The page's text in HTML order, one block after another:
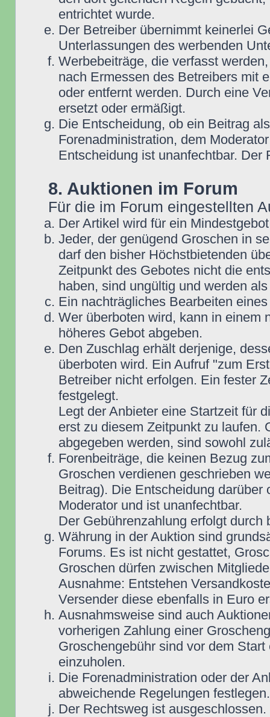
entrichtet wurde.
Der Betreiber übernimmt keinerlei
Unterlassungen des werbenden
Werbebeiträge, die verfasst
nach Ermessen des Betreibers mit
oder entfernt werden. Durch eine
ersetzt oder ermäßigt.
Die Entscheidung, ob ein Beitrag
Forenadministration, dem
Entscheidung ist unanfechtbar.
8. Auktionen im Forum
Für die im Forum eingestellten
Der Artikel wird für ein
Jeder, der genügend Groschen in
darf den bisher Höchstbietenden
Zeitpunkt des Gebotes nicht die
haben, sind ungültig und werden
Ein nachträgliches Bearbeiten
Wer überboten wird, kann in einem
höheres Gebot abgeben.
Den Zuschlag erhält derjenige,
überboten wird. Ein Aufruf "zum
Betreiber nicht erfolgen. Ein fester
festgelegt.
Legt der Anbieter eine Startzeit für
erst zu diesem Zeitpunkt zu laufen.
abgegeben werden, sind sowohl
Forenbeiträge, die keinen Bezug
Groschen verdienen geschrieben
Beitrag). Die Entscheidung darüber
Moderator und ist unanfechtbar.
Der Gebührenzahlung erfolgt durch
Währung in der Auktion sind
Forums. Es ist nicht gestattet,
Groschen dürfen zwischen
Ausnahme: Entstehen
Versender diese ebenfalls in Euro
Ausnahmsweise sind auch
vorherigen Zahlung einer
Groschengebühr sind vor dem
einzuholen.
Die Forenadministration oder der
abweichende Regelungen festlegen.
Der Rechtsweg ist ausgeschlossen.